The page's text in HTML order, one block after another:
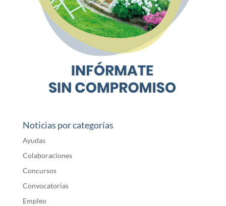
Noticias por categorías
Ayudas
Colaboraciones
Concursos
Convocatorias
Empleo